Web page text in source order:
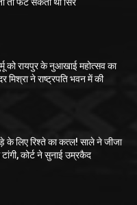
को रायपुर के नुआखाई महोत्सव का
मिश्रा ने राष्ट्रपति भवन में की
लिए रिश्ते का कत्ल! साले ने जीजा
कोर्ट ने सुनाई उम्रकैद